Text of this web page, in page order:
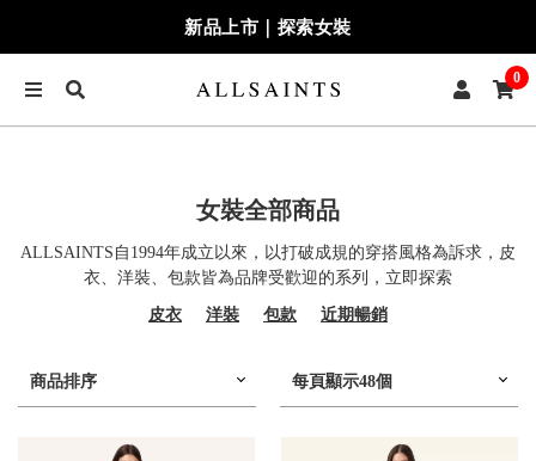
新品上市｜探索女裝
0
女裝全部商品
ALLSAINTS自1994年成立以來，以打破成規的穿搭風格為訴求，皮
衣、洋裝、包款皆為品牌受歡迎的系列，立即探索
皮衣 洋裝 包款 近期暢銷
商品排序 每頁顯示48個